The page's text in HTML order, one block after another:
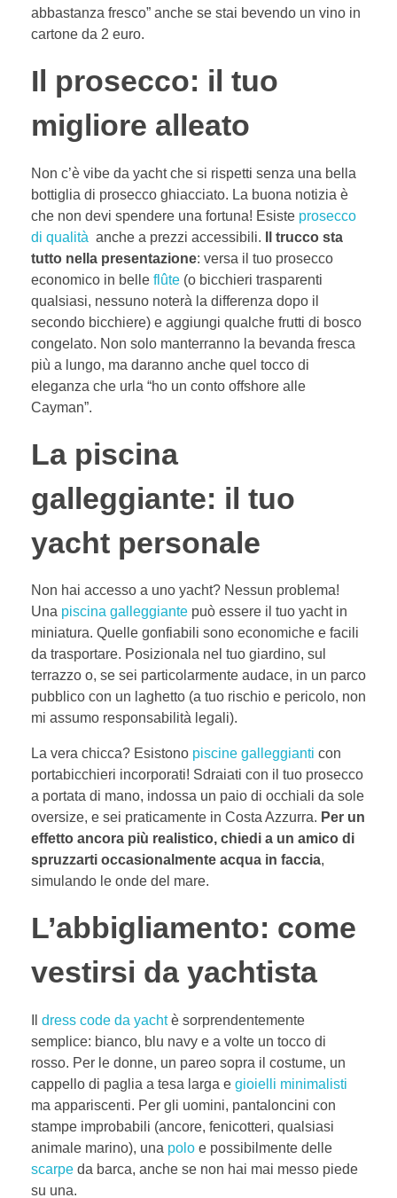
abbastanza fresco” anche se stai bevendo un vino in
cartone da 2 euro.
Il prosecco: il tuo
migliore alleato
Non c’è vibe da yacht che si rispetti senza una bella
bottiglia di prosecco ghiacciato. La buona notizia è
che non devi spendere una fortuna! Esiste prosecco
di qualità anche a prezzi accessibili.
Il trucco sta
tutto nella presentazione: versa il tuo prosecco
economico in belle flûte (o bicchieri trasparenti
qualsiasi, nessuno noterà la differenza dopo il
secondo bicchiere) e aggiungi qualche frutti di bosco
congelato. Non solo manterranno la bevanda fresca
più a lungo, ma daranno anche quel tocco di
eleganza che urla “ho un conto offshore alle
Cayman”.
La piscina
galleggiante: il tuo
yacht personale
Non hai accesso a uno yacht? Nessun problema!
Una piscina galleggiante può essere il tuo yacht in
miniatura. Quelle gonfiabili sono economiche e facili
da trasportare. Posizionala nel tuo giardino, sul
terrazzo o, se sei particolarmente audace, in un parco
pubblico con un laghetto (a tuo rischio e pericolo, non
mi assumo responsabilità legali).
La vera chicca? Esistono piscine galleggianti con
portabicchieri incorporati! Sdraiati con il tuo prosecco
a portata di mano, indossa un paio di occhiali da sole
oversize, e sei praticamente in Costa Azzurra. Per un
effetto ancora più realistico, chiedi a un amico di
spruzzarti occasionalmente acqua in faccia,
simulando le onde del mare.
L’abbigliamento: come
vestirsi da yachtista
dress code da yachtè sorprendentemente
semplice: bianco, blu navy e a volte un tocco di
rosso. Per le donne, un pareo sopra il costume, un
cappello di paglia a tesa larga e gioielli minimalisti
ma appariscenti. Per gli uomini, pantaloncini con
stampe improbabili (ancore, fenicotteri, qualsiasi
animale marino), una polo e possibilmente delle
scarpe da barca, anche se non hai mai messo piede
su una.